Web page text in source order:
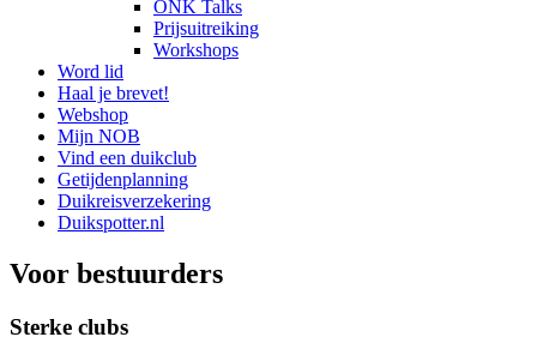
ONK Talks
Prijsuitreiking
Workshops
Word lid
Haal je brevet!
Webshop
Mijn NOB
Vind een duikclub
Getijdenplanning
Duikreisverzekering
Duikspotter.nl
Voor bestuurders
Sterke clubs